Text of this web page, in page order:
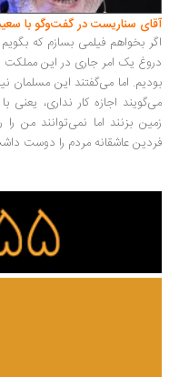
سناریست در گفت‌وگو با سعید
بخواهم فیلمی بسازم که بگویم
یک امر جاری در این مملکت است.
اما می‌گفتند این مسلمان
اجازه کار نداری، یعنی با
بزنند اما نمی‌توانند من را روی
عاشقانه مردم را دوست داشت ...